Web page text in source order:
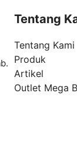
Tentang
Tentang Kami
Produk
Artikel
Outlet Mega